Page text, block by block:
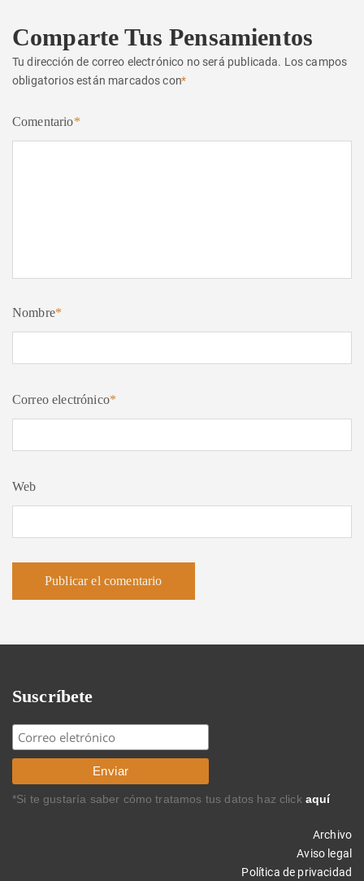
Comparte Tus Pensamientos
Tu dirección de correo electrónico no será publicada. Los campos
obligatorios están marcados con*
Comentario*
Nombre*
Correo electrónico*
Web
Suscríbete
*Si te gustaría saber cómo tratamos tus datos haz click aquí
Archivo
Aviso legal
Política de privacidad